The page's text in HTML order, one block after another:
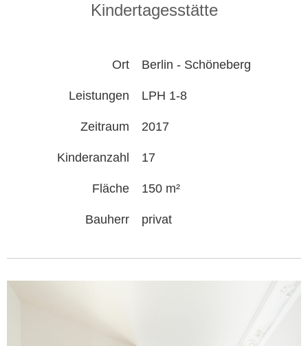
Kindertagesstätte
Ort Berlin - Schöneberg
Leistungen LPH 1-8
Zeitraum 2017
Kinderanzahl 17
Fläche 150 m²
Bauherr privat